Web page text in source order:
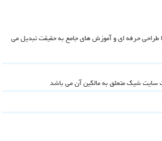
طراحی حرفه ای و آموزش های جامع به حقیقت تبدیل می